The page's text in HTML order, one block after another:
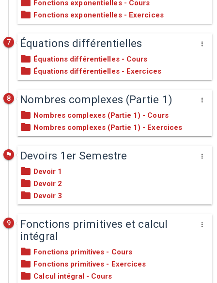
Fonctions exponentielles - Cours
Fonctions exponentielles - Exercices
7 Équations différentielles
Équations différentielles - Cours
Équations différentielles - Exercices
8 Nombres complexes (Partie 1)
Nombres complexes (Partie 1) - Cours
Nombres complexes (Partie 1) - Exercices
Devoirs 1er Semestre
Devoir 1
Devoir 2
Devoir 3
9
Fonctions primitives et calcul
intégral
Fonctions primitives - Cours
Fonctions primitives - Exercices
Calcul intégral - Cours